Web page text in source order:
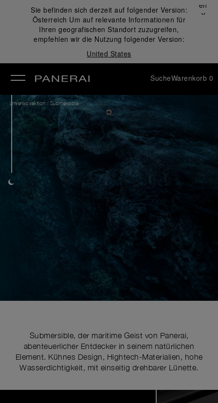
Sie befinden sich derzeit auf folgender Version:
Österreich Um auf relevante Informationen für
Ihren geografischen Standort zuzugreifen,
empfehlen wir die Nutzung folgender Version:
United States
Schließen
✕
SucheWarenkorb 0
Uhrenkollektion / Submersible
Submersible, der maritime Geist von Panerai,
abenteuerlicher Entdecker in seinem natürlichen
Element. Kühnes Design, Hightech-Materialien, hohe
Wasserdichtigkeit, mit einseitig drehbarer Lünette.
Image